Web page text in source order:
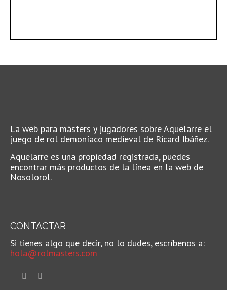
La web para másters y jugadores sobre Aquelarre el
juego de rol demoníaco medieval de Ricard Ibáñez.
Aquelarre es una propiedad registrada, puedes
encontrar más productos de la línea en la web de
Nosolorol.
CONTACTAR
Si tienes algo que decir, no lo dudes, escríbenos a:
hola@rolmasters.com